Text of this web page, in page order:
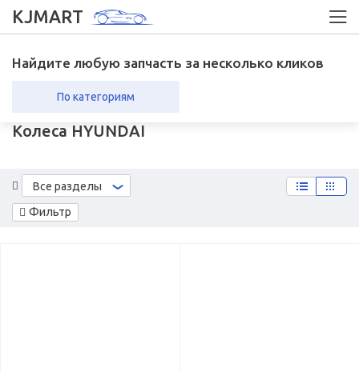
KJMART
Найдите любую запчасть за несколько кликов
По категориям
Колеса HYUNDAI
Фильтр
Все разделы